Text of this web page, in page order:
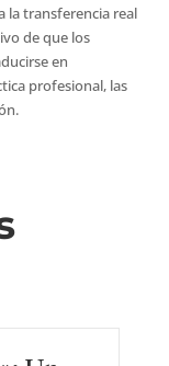
la transferencia real
de que los
en
profesional, las